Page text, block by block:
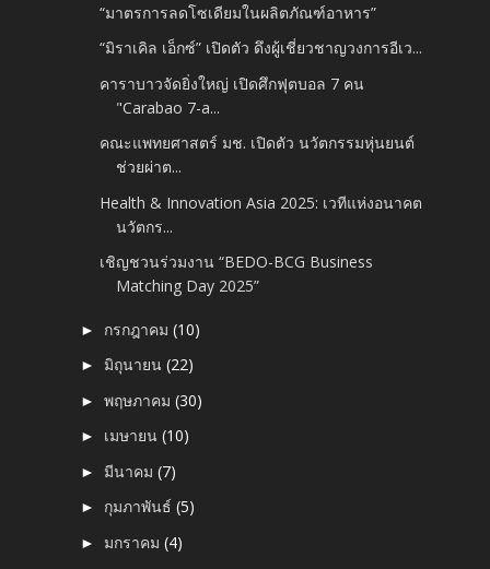
“มาตรการลดโซเดียมในผลิตภัณฑ์อาหาร”
“มิราเคิล เอ็กซ์” เปิดตัว ดึงผู้เชี่ยวชาญวงการอีเว...
คาราบาวจัดยิ่งใหญ่ เปิดศึกฟุตบอล 7 คน
"Carabao 7-a...
คณะแพทยศาสตร์ มช. เปิดตัว นวัตกรรมหุ่นยนต์
ช่วยผ่าต...
Health & Innovation Asia 2025: เวทีแห่งอนาคต
นวัตกร...
เชิญชวนร่วมงาน “BEDO-BCG Business
Matching Day 2025”
► กรกฎาคม(10)
► มิถุนายน(22)
►พฤษภาคม(30)
► เมษายน(10)
► มีนาคม(7)
► กุมภาพันธ์(5)
► มกราคม(4)